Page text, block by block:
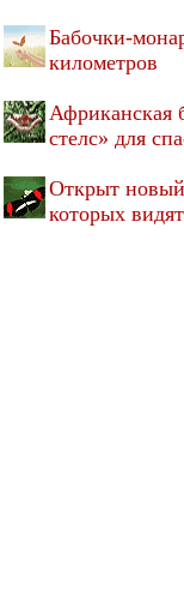
Бабочки-
километров
Африканская
стелс» для
Открыт
которых